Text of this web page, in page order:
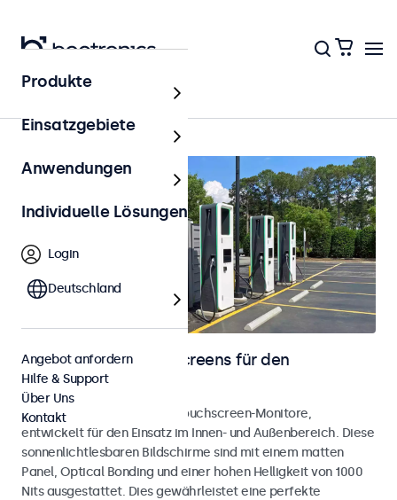
Startseite
Monitore und Touchscreens für den
Außenbereich
Wetterfeste Monitore und Touchscreen-Monitore,
entwickelt für den Einsatz im Innen- und Außenbereich. Diese
sonnenlichtlesbaren Bildschirme sind mit einem matten
Panel, Optical Bonding und einer hohen Helligkeit von 1000
Nits ausgestattet. Dies gewährleistet eine perfekte
Produkte
Einsatzgebiete
Anwendungen
Individuelle Lösungen
Login
Deutschland
Angebot anfordern
Hilfe & Support
Über Uns
Kontakt